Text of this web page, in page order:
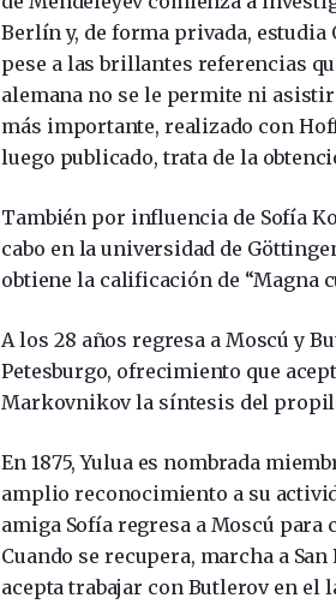
Berlín y, de forma privada,
pese a las brillantes referencias
alemana no se le permite ni
más importante, realizado con
luego publicado, trata de la
También por influencia de Sofía
cabo en la universidad de
obtiene la calificación de “Magna
A los 28 años regresa a Moscú y
Petesburgo, ofrecimiento que
Markovnikov la síntesis del
En 1875, Yulua es nombrada
amplio reconocimiento a su
amiga Sofía regresa a Moscú
Cuando se recupera, marcha a
acepta trabajar con Butlerov en el